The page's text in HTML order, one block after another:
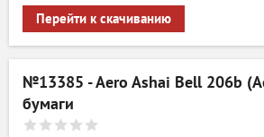
Перейти к скачиванию
№13385 - Aero Ashai Bell 206b
бумаги